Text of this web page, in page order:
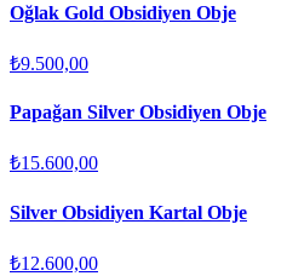
Oğlak Gold Obsidiyen Obje
₺9.500,00
Papağan Silver Obsidiyen Obje
₺15.600,00
Silver Obsidiyen Kartal Obje
₺12.600,00